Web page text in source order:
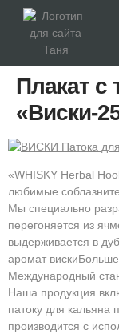
Плакат с
«Виски-
«WHISKY Herbal
любимые
Мы специально
перегоняется из
выдерживается в
аромат
Международный
Наша продукция
патоку для кальяна
производится с